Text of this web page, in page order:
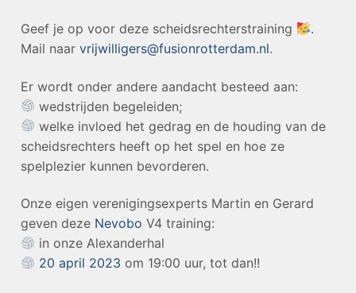
Geef je op voor deze scheidsrechterstraining
.
Mail naar vrijwilligers@fusionrotterdam.nl.
Er wordt onder andere aandacht besteed aan:
wedstrijden begeleiden;
welke invloed het gedrag en de houding van de
scheidsrechters heeft op het spel en hoe ze
spelplezier kunnen bevorderen.
Onze eigen verenigingsexperts Martin en Gerard
geven deze Nevobo V4 training:
in onze Alexanderhal
20 april 2023 om 19:00 uur, tot dan!!